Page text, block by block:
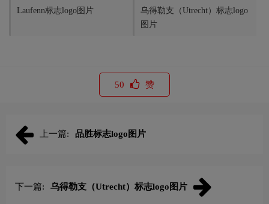
Laufenn标志logo图片
乌得勒支（Utrecht）标志logo
图片
50 赞
上一篇: 品胜标志logo图片
下一篇: 乌得勒支（Utrecht）标志logo图片